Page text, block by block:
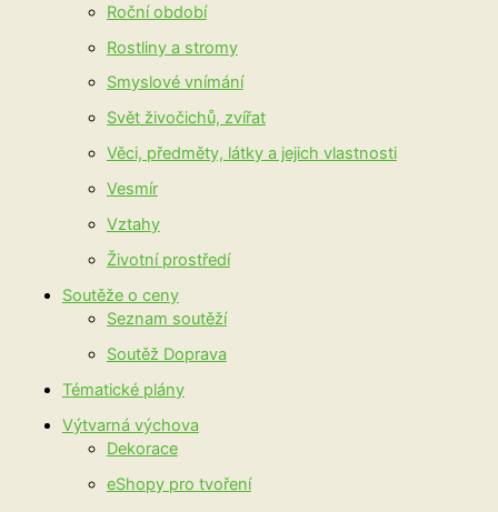
Roční období
Rostliny a stromy
Smyslové vnímání
Svět živočichů, zvířat
Věci, předměty, látky a jejich vlastnosti
Vesmír
Vztahy
Životní prostředí
Soutěže o ceny
Seznam soutěží
Soutěž Doprava
Tématické plány
Výtvarná výchova
Dekorace
eShopy pro tvoření